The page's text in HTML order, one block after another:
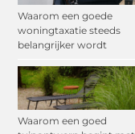
Waarom een goede
woningtaxatie steeds
belangrijker wordt
Waarom een goed